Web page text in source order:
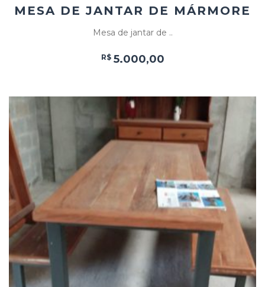
MESA DE JANTAR DE MÁRMORE
Mesa de jantar de ..
R$ 5.000,00
Add
ao
Favoritos